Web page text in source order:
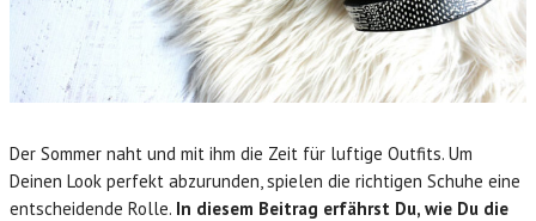
Der Sommer naht und mit ihm die Zeit für luftige Outfits. Um
Deinen Look perfekt abzurunden, spielen die richtigen Schuhe eine
entscheidende Rolle. In diesem Beitrag erfährst Du, wie Du die